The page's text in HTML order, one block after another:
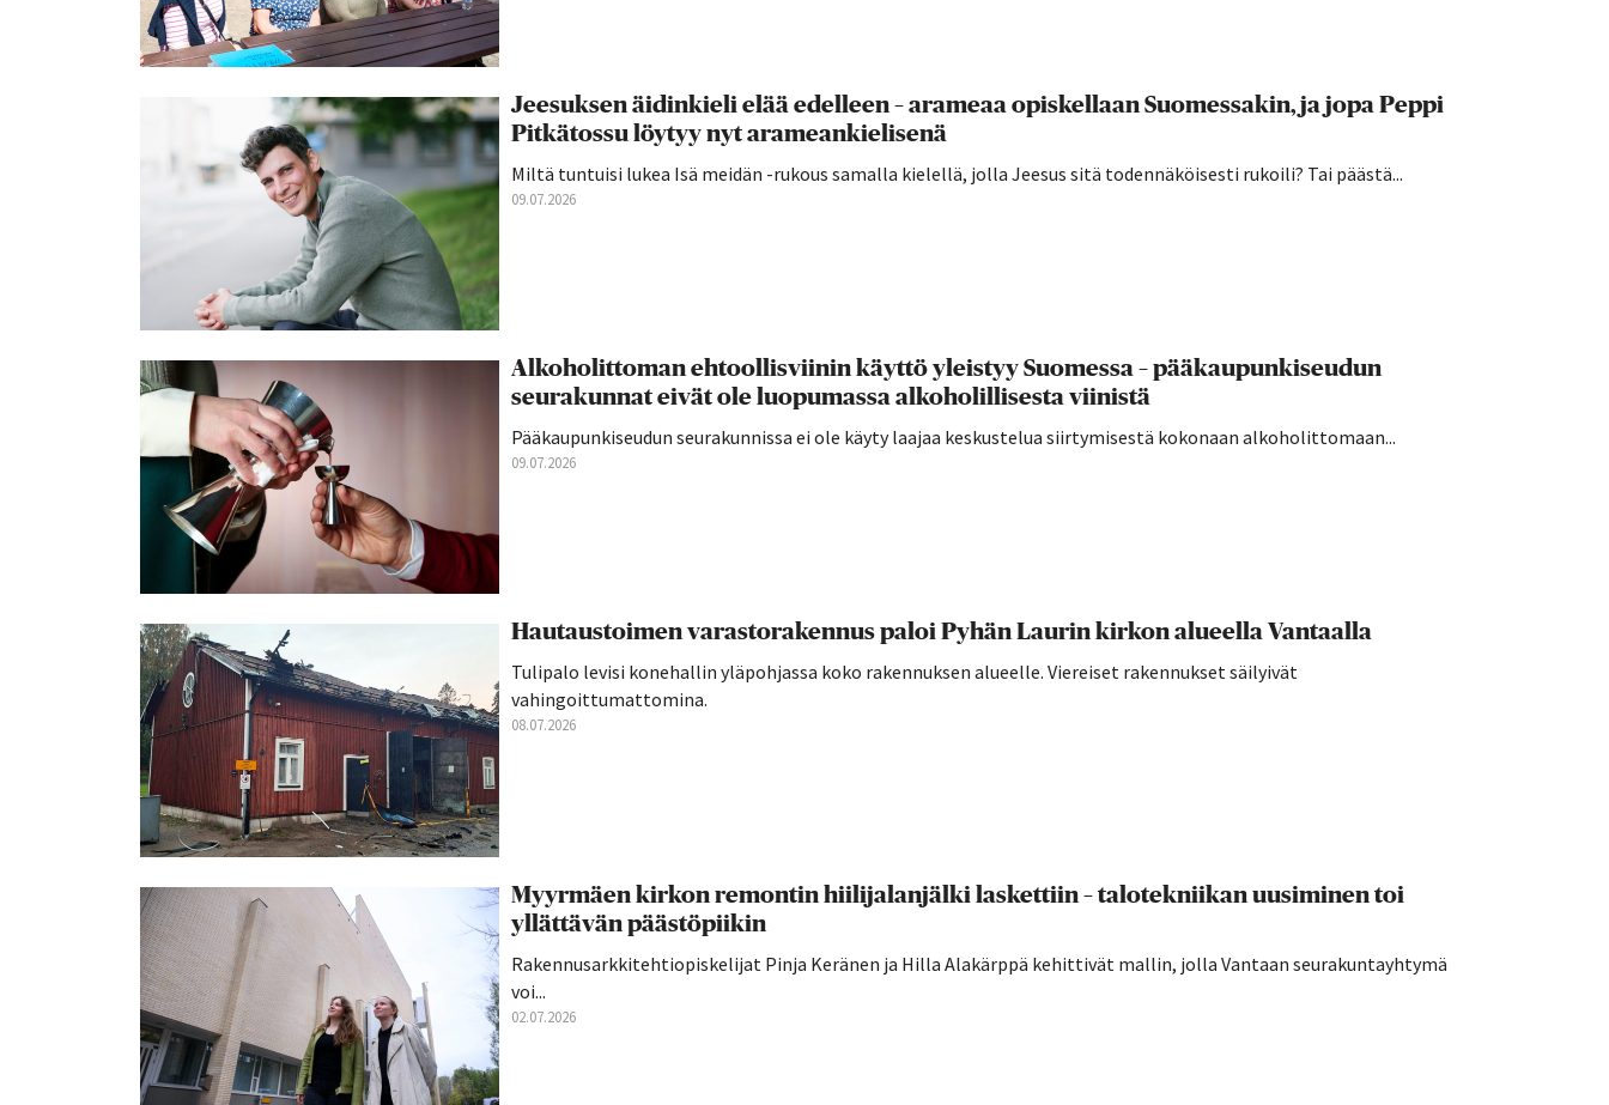
Jeesuksen äidinkieli elää edelleen – arameaa opiskellaan Suomessakin, ja jopa Peppi
Pitkätossu löytyy nyt arameankielisenä
Miltä tuntuisi lukea Isä meidän -rukous samalla kielellä, jolla Jeesus sitä todennäköisesti rukoili? Tai päästä...
09.07.2026
Alkoholittoman ehtoollisviinin käyttö yleistyy Suomessa – pääkaupunkiseudun
seurakunnat eivät ole luopumassa alkoholillisesta viinistä
Pääkaupunkiseudun seurakunnissa ei ole käyty laajaa keskustelua siirtymisestä kokonaan alkoholittomaan...
09.07.2026
Hautaustoimen varastorakennus paloi Pyhän Laurin kirkon alueella Vantaalla
Tulipalo levisi konehallin yläpohjassa koko rakennuksen alueelle. Viereiset rakennukset säilyivät
vahingoittumattomina.
08.07.2026
Myyrmäen kirkon remontin hiilijalanjälki laskettiin – talotekniikan uusiminen toi
yllättävän päästöpiikin
Rakennusarkkitehtiopiskelijat Pinja Keränen ja Hilla Alakärppä kehittivät mallin, jolla Vantaan seurakuntayhtymä
voi...
02.07.2026